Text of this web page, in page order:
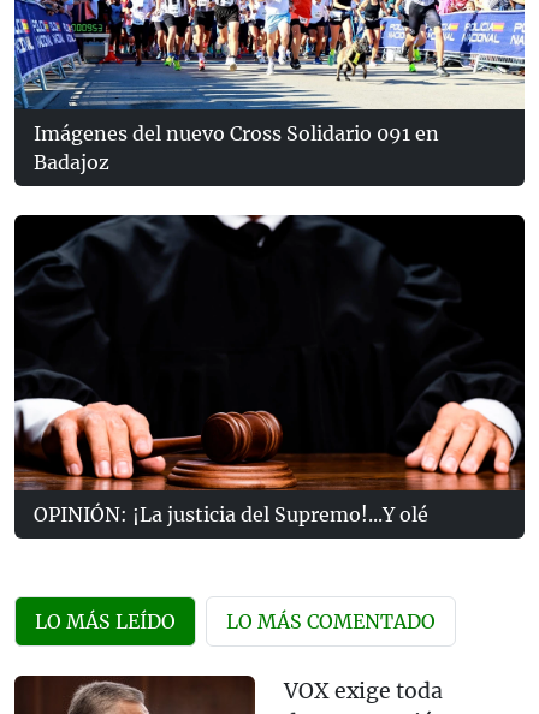
Imágenes del nuevo Cross Solidario 091 en
Badajoz
OPINIÓN: ¡La justicia del Supremo!...Y olé
LO MÁS LEÍDO LO MÁS COMENTADO
VOX exige toda